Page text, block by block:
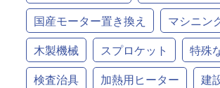
国産モーター置き換え
マシニン
木製機械
スプロケット
特殊
検査治具
加熱用ヒーター
建